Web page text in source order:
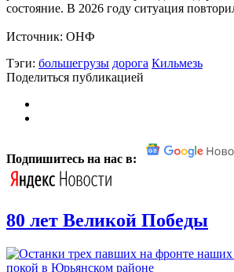
состояние. В 2026 году ситуация
Источник: ОНФ
Тэги: большегрузы дорога Кильмезь
Поделиться публикацией
Подпишитесь на нас в:
80 лет Великой Победы